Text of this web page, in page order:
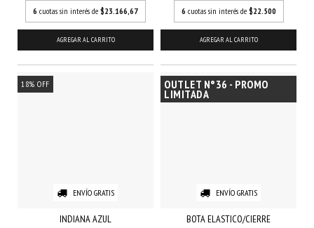
6 cuotas sin interés de $23.166,67
AGREGAR AL CARRITO
6 cuotas sin interés de $22.500
AGREGAR AL CARRITO
18% OFF
ENVÍO GRATIS
INDIANA AZUL
OUTLET N°36 - PROMO
LIMITADA
ENVÍO GRATIS
BOTA ELASTICO/CIERRE